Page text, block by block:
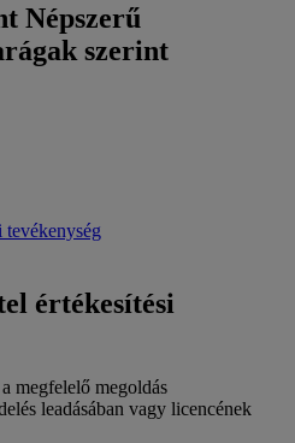
Népszerű
szerint
értékesítési
megfelelő megoldás
leadásában vagy licencének